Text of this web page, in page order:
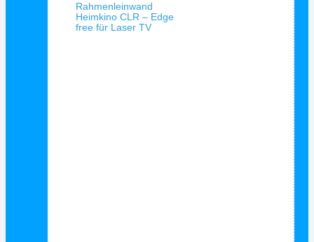
Rahmenleinwand
Heimkino CLR – Edge
free für Laser TV